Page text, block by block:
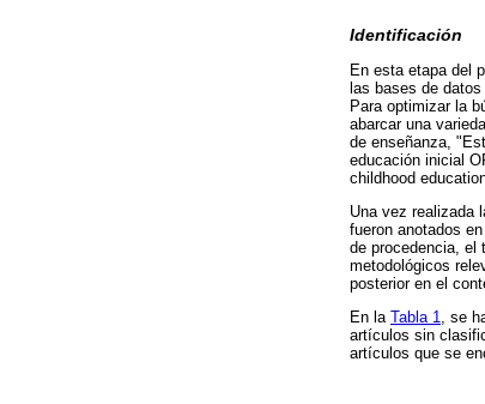
Identificación
En esta etapa del
las bases de
Para optimizar la
abarcar una
de enseñanza,
educación inicial
childhood
Una vez realizada
fueron anotados
de procedencia, el
metodológicos
posterior en el
En la Tabla 1
, se
artículos sin
artículos que se